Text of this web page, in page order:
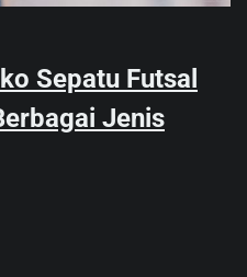
Sepatu Futsal
Jenis